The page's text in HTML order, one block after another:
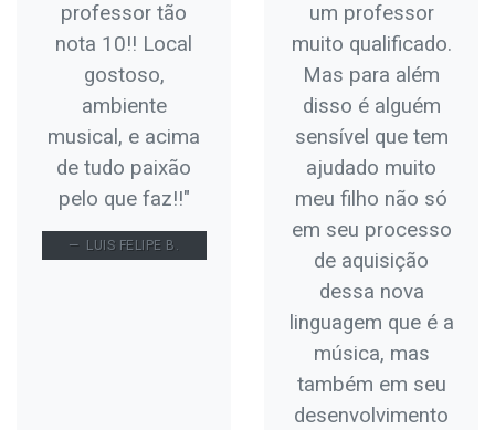
professor tão
nota 10!! Local
gostoso,
ambiente
musical, e acima
de tudo paixão
pelo que faz!!"
LUIS FELIPE B.
um professor
muito qualificado.
Mas para além
disso é alguém
sensível que tem
ajudado muito
meu filho não só
em seu processo
de aquisição
dessa nova
linguagem que é a
música, mas
também em seu
desenvolvimento